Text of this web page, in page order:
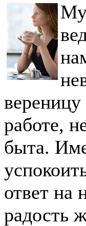
работе,
быта.
ответ на
радость